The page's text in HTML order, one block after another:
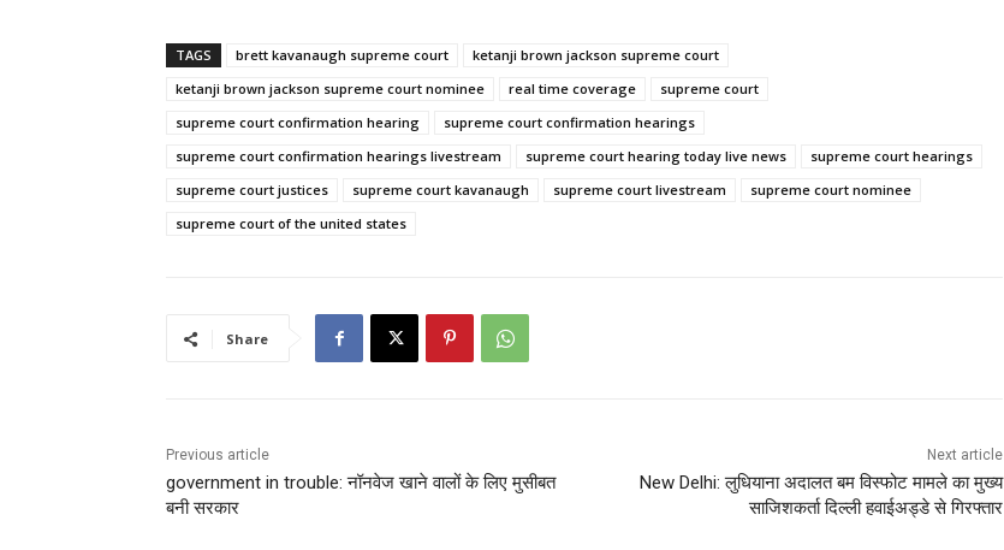
TAGS brett kavanaugh supreme court
ketanji brown jackson supreme court
ketanji brown jackson supreme court nominee
real time coverage
supreme court
supreme court confirmation hearing
supreme court confirmation hearings
supreme court confirmation hearings livestream
supreme court hearing today live news
supreme court hearings
supreme court justices
supreme court kavanaugh supreme court livestream
supreme court nominee
supreme court of the united states
Share
Previous article
government in trouble: नॉनवेज खाने वालों के लिए मुसीबत
बनी सरकार
Next article
New Delhi: लुधियाना अदालत बम विस्फोट मामले का मुख्य
साजिशकर्ता दिल्ली हवाईअड्डे से गिरफ्तार